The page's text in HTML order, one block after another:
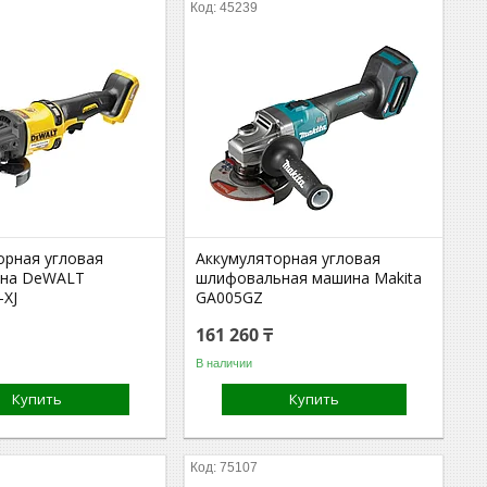
угловая
DeWALT
Купить
45239
Аккумуляторная угловая
шлифовальная машина Makita
GA005GZ
161 260 ₸
В наличии
Купить
75107